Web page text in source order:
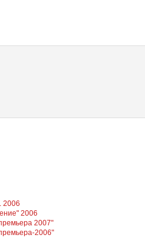
2006
2006
2007"
2006"